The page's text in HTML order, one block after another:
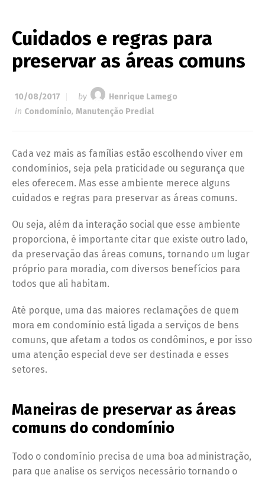
Cuidados e regras para
preservar as áreas comuns
10/08/2017 by
Henrique Lamego
in Condomínio, Manutenção Predial
Cada vez mais as famílias estão escolhendo viver em
condomínios, seja pela praticidade ou segurança que
eles oferecem. Mas esse ambiente merece alguns
cuidados e regras para preservar as áreas comuns.
Ou seja, além da interação social que esse ambiente
proporciona, é importante citar que existe outro lado,
da preservação das áreas comuns, tornando um lugar
próprio para moradia, com diversos benefícios para
todos que ali habitam.
Até porque, uma das maiores reclamações de quem
mora em condomínio está ligada a serviços de bens
comuns, que afetam a todos os condôminos, e por isso
uma atenção especial deve ser destinada e esses
setores.
Maneiras de preservar as áreas
comuns do condomínio
Todo o condomínio precisa de uma boa administração,
para que analise os serviços necessário tornando o